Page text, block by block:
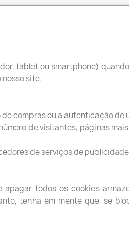
CONTA
de desconto
tablet ou smartphone)
site.
compras ou a autenticação de
de visitantes, páginas
de serviços de
todos os cookies
tenha em mente que, se